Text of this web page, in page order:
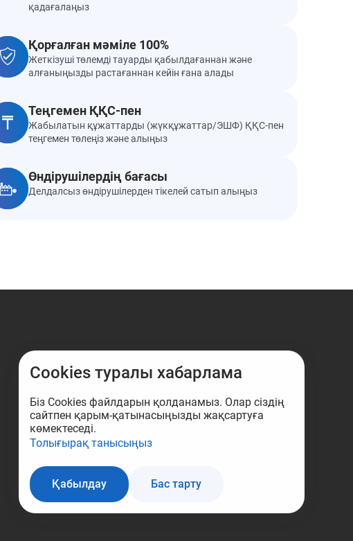
қадағалаңыз
Қорғалған мәміле 100%
Жеткізуші төлемді тауарды қабылдағаннан және
алғаныңызды растағаннан кейін ғана алады
Теңгемен ҚҚС-пен
Жабылатын құжаттарды (жүкқұжаттар/ЭШФ) ҚҚС-пен
теңгемен төлеңіз және алыңыз
Өндірушілердің бағасы
Делдалсыз өндірушілерден тікелей сатып алыңыз
Cookies туралы хабарлама
Біз Cookies файлдарын қолданамыз. Олар сіздің
сайтпен қарым-қатынасыңызды жақсартуға
көмектеседі.
Толығырақ танысыңыз
Қабылдау Бас тарту